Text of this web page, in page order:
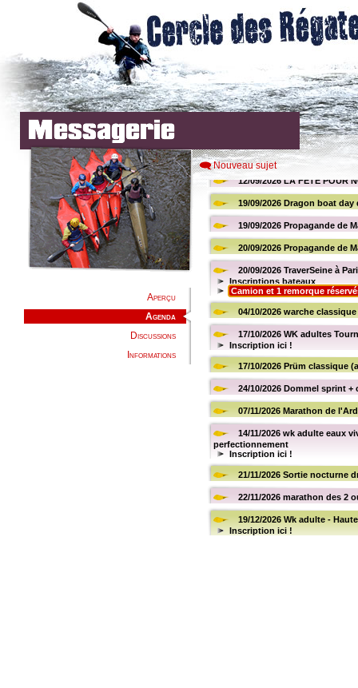
Aperçu
Agenda
Discussions
Informations
Nouveau sujet